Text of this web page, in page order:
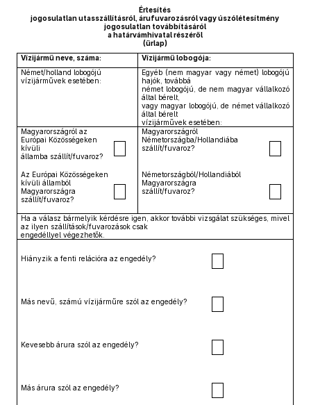
Értesítés
jogosulatlan utasszállításról, árufuvarozásról vagy úszólétesítmény
jogosulatlan továbbításáról
a határvámhivatal részéről
(űrlap)
Vízijármű neve, száma:
Vízijármű lobogója:
Német/holland lobogójú
vízijárművek esetében:
Egyéb (nem magyar vagy német) lobogójú
hajók, továbbá
német lobogójú, de nem magyar vállalkozó
által bérelt,
vagy magyar lobogójú, de német vállalkozó
által bérelt
vízijárművek esetében:
Magyarországról az
Európai Közösségeken
kívüli
államba szállít/fuvaroz?
Magyarországról
Németországba/Hollandiába
szállít/fuvaroz?
Az Európai Közösségeken
kívüli államból
Magyarországra
szállít/fuvaroz?
Németországból/Hollandiából
Magyarországra
szállít/fuvaroz?
Ha a válasz bármelyik kérdésre igen, akkor további vizsgálat szükséges, mivel
az ilyen szállítások/fuvarozások csak
engedéllyel végezhetők.
Hiányzik a fenti relációra az engedély?
Más nevű, számú vízijárműre szól az engedély?
Kevesebb árura szól az engedély?
Más árura szól az engedély?